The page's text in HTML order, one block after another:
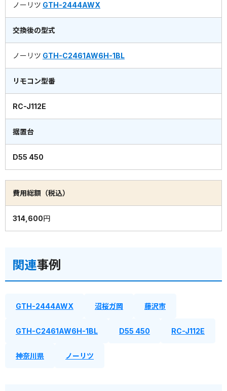
ノーリツ GTH-2444AWX
交換後の型式
ノーリツ GTH-C2461AW6H-1BL
リモコン型番
RC-J112E
据置台
D55 450
費用総額（税込）
314,600円
関連事例
GTH-2444AWX 沼桜ガ岡 藤沢市
GTH-C2461AW6H-1BL D55 450 RC-J112E
神奈川県 ノーリツ